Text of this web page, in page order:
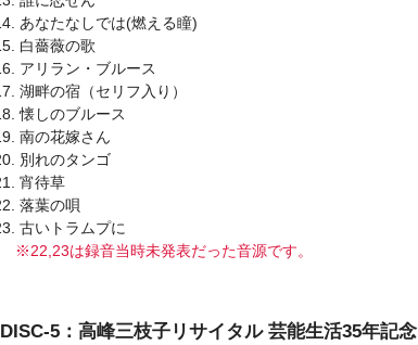
あなたなしでは(燃える瞳)
白薔薇の歌
アリラン・ブルース
湖畔の宿（セリフ入り）
懐しのブルース
南の花嫁さん
別れのタンゴ
宵待草
落葉の唄
古いトラムプに
※22,23は録音当時未発表だった音源です。
DISC-5：高峰三枝子リサイタル 芸能生活35年記念